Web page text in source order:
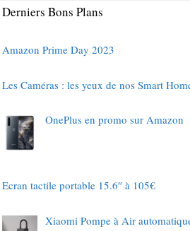
Derniers Bons Plans
Amazon Prime Day 2023
Les Caméras : les yeux de nos Smart
OnePlus en promo sur Amazon
Ecran tactile portable 15.6″ à 105€
Xiaomi Pompe à Air